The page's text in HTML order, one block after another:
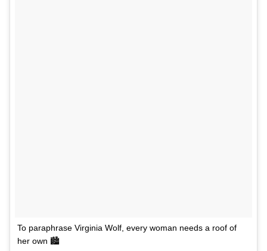
To paraphrase Virginia Wolf, every woman needs a roof of
her own 🏙